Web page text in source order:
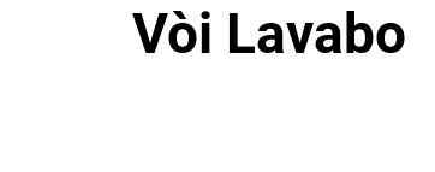
Vòi Lavabo